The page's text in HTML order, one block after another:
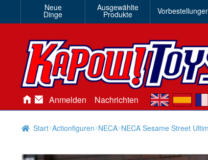
Neue
Dinge
Ausgewählte
Produkte
Anmelden Nachrichten en es
Start Actionfiguren NECA NECA Sesame Street